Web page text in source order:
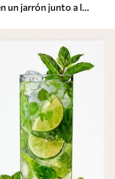
Un ramo de flores en un jarrón junto a la ventana.